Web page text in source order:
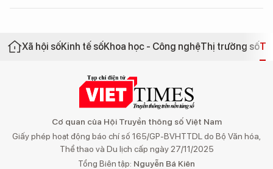
Xã hội sốKinh tế sốKhoa học - Công nghệThị trường số
Cơ quan của Hội Truyền thông số Việt Nam
Giấy phép hoạt động báo chí số 165/GP-BVHTTDL do Bộ Văn hóa,
Thể thao và Du lịch cấp ngày 27/11/2025
Tổng Biên tập: Nguyễn Bá Kiên